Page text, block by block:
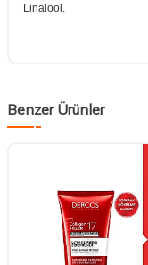
Linalool.
Benzer Ürünler